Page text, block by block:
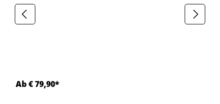
Ab € 79,90*